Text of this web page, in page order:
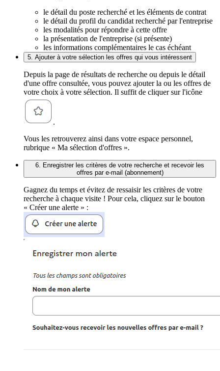
le détail du poste recherché et les éléments de contrat
le détail du profil du candidat recherché par l'entreprise
les modalités pour répondre à cette offre
la présentation de l'entreprise (si présente)
les informations complémentaires le cas échéant
5. Ajouter à votre sélection les offres qui vous intéressent
Depuis la page de résultats de recherche ou depuis le détail
d'une offre consultée, vous pouvez ajouter la ou les offres de
votre choix à votre sélection. Il suffit de cliquer sur l'icône
.
Vous les retrouverez ainsi dans votre espace personnel,
rubrique « Ma sélection d'offres ».
6. Enregistrer les critères de votre recherche et recevoir les
offres par e-mail (abonnement)
Gagnez du temps et évitez de ressaisir les critères de votre
recherche à chaque visite ! Pour cela, cliquez sur le bouton
« Créer une alerte » :